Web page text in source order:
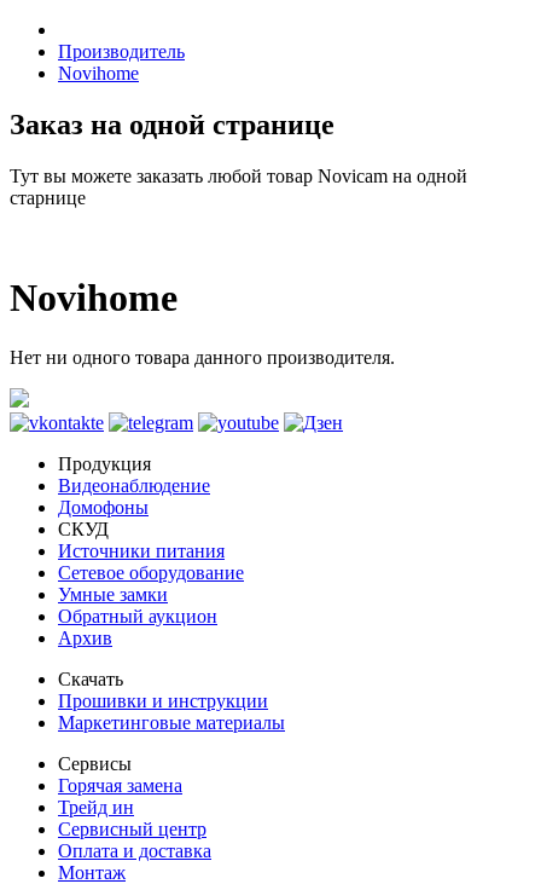
Производитель
Novihome
Заказ на одной странице
Тут вы можете заказать любой товар Novicam на одной
старнице
Novihome
Нет ни одного товара данного производителя.
Продукция
Видеонаблюдение
Домофоны
СКУД
Источники питания
Сетевое оборудование
Умные замки
Обратный аукцион
Архив
Скачать
Прошивки и инструкции
Маркетинговые материалы
Сервисы
Горячая замена
Трейд ин
Сервисный центр
Оплата и доставка
Монтаж